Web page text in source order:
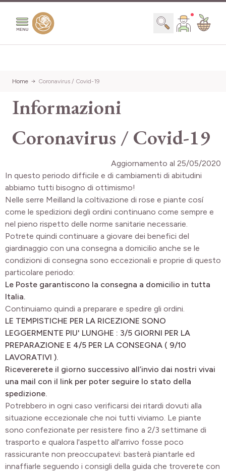
Search
Home Coronavirus / Covid-19
Informazioni
Coronavirus / Covid-19
Aggiornamento al 25/05/2020
In questo periodo difficile e di cambiamenti di abitudini
abbiamo tutti bisogno di ottimismo!
Nelle serre Meilland la coltivazione di rose e piante cosí
come le spedizioni degli ordini continuano come sempre e
nel pieno rispetto delle norme sanitarie necessarie.
Potrete quindi continuare a giovare dei benefici del
giardinaggio con una consegna a domicilio anche se le
condizioni di consegna sono eccezionali e proprie di questo
particolare periodo:
Le Poste garantiscono la consegna a domicilio in tutta
Italia.
Continuiamo quindi a preparare e spedire gli ordini.
LE TEMPISTICHE PER LA RICEZIONE SONO
LEGGERMENTE PIU' LUNGHE : 3/5 GIORNI PER LA
PREPARAZIONE E 4/5 PER LA CONSEGNA ( 9/10
LAVORATIVI ).
Ricevererete il giorno successivo all’invio dai nostri vivai
una mail con il link per poter seguire lo stato della
spedizione.
Potrebbero in ogni caso verificarsi dei ritardi dovuti alla
situazione eccezionale che noi tutti viviamo. Le piante
sono confezionate per resistere fino a 2/3 settimane di
trasporto e qualora l'aspetto all'arrivo fosse poco
rassicurante non preoccupatevi: basterà piantarle ed
innaffiarle seguendo i consigli della guida che troverete con